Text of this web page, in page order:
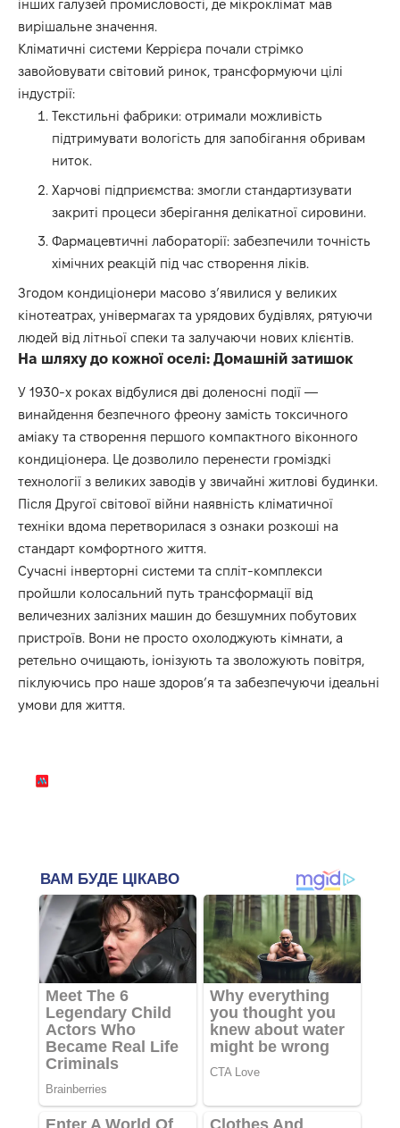
інших галузей промисловості, де мікроклімат мав
вирішальне значення.
Кліматичні системи Керрієра почали стрімко
завойовувати світовий ринок, трансформуючи цілі
індустрії:
Текстильні фабрики: отримали можливість
підтримувати вологість для запобігання обривам
ниток.
Харчові підприємства: змогли стандартизувати
закриті процеси зберігання делікатної сировини.
Фармацевтичні лабораторії: забезпечили точність
хімічних реакцій під час створення ліків.
Згодом кондиціонери масово з’явилися у великих
кінотеатрах, універмагах та урядових будівлях, рятуючи
людей від літньої спеки та залучаючи нових клієнтів.
На шляху до кожної оселі: Домашній затишок
У 1930-х роках відбулися дві доленосні події —
винайдення безпечного фреону замість токсичного
аміаку та створення першого компактного віконного
кондиціонера. Це дозволило перенести громіздкі
технології з великих заводів у звичайні житлові будинки.
Після Другої світової війни наявність кліматичної
техніки вдома перетворилася з ознаки розкоші на
стандарт комфортного життя.
Сучасні інверторні системи та спліт-комплекси
пройшли колосальний путь трансформації від
величезних залізних машин до безшумних побутових
пристроїв. Вони не просто охолоджують кімнати, а
ретельно очищають, іонізують та зволожують повітря,
піклуючись про наше здоров’я та забезпечуючи ідеальні
умови для життя.